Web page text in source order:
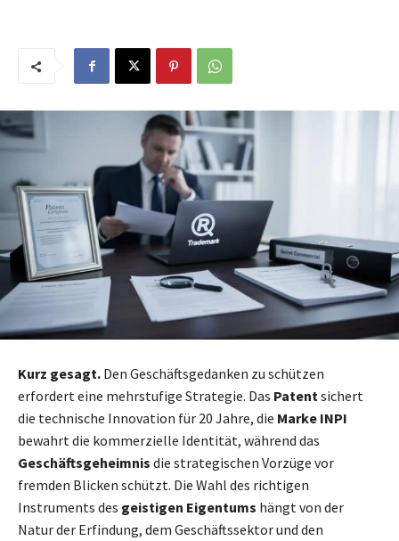
Kurz gesagt. Den Geschäftsgedanken zu schützen
erfordert eine mehrstufige Strategie. Das Patent sichert
die technische Innovation für 20 Jahre, die Marke INPI
bewahrt die kommerzielle Identität, während das
Geschäftsgeheimnis die strategischen Vorzüge vor
fremden Blicken schützt. Die Wahl des richtigen
Instruments des geistigen Eigentums hängt von der
Natur der Erfindung, dem Geschäftssektor und den